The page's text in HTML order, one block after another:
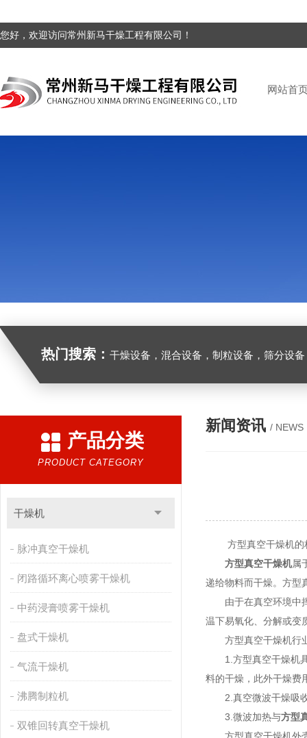
您好，欢迎访问常州新马干燥工程有限公司！
网站首
热门搜索： 干燥设备，混合设备，制粒设备，筛分设
产品分类
PRODUCT CATEGORY
干燥机
脉冲真空干燥机
闭路循环离心喷雾干燥机
中药浸膏喷雾干燥机
盘式干燥机
气流干燥机
沸腾制粒机
双锥回转真空干燥机
新闻资讯 / NEWS
方型真空干燥机的
方型真空干燥机属
递给物料而干燥。方型
由于在真空环境中
温下易氧化、分解或变
方型真空干燥机行业
1.方型真空干燥机具
料的干燥，此外干燥费
2.真空微波干燥吸收
3.微波加热与方型